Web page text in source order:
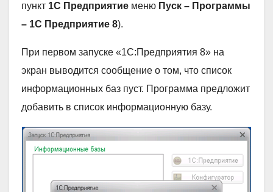
пункт 1С Предприятие меню Пуск – Программы
– 1С Предприятие 8).
При первом запуске «1С:Предприятия 8» на
экран выводится сообщение о том, что список
информационных баз пуст. Программа предложит
добавить в список информационную базу.